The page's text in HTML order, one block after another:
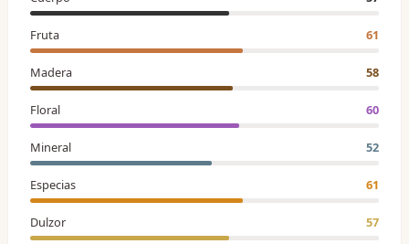
Fruta 61
Madera 58
Floral 60
Mineral 52
Especias 61
Dulzor 57